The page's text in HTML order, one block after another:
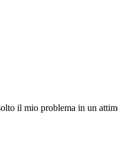
il mio problema in un